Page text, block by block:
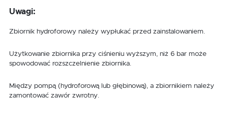
Uwagi:
Zbiornik hydroforowy należy wypłukać przed zainstalowaniem.
Użytkowanie zbiornika przy ciśnieniu wyższym, niż 6 bar może
spowodować rozszczelnienie zbiornika.
Między pompą (hydroforową lub głębinową), a zbiornikiem należy
zamontować zawór zwrotny.